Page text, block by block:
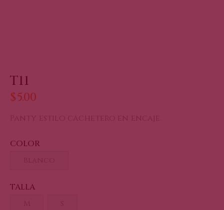
T11
$5.00
Panty estilo cachetero en encaje.
COLOR
Blanco
TALLA
M S